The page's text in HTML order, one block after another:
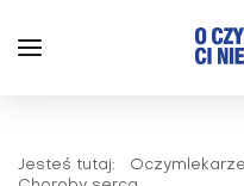
Jesteś tutaj: